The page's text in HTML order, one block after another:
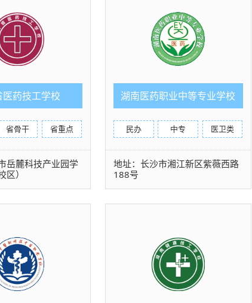
医药技工学校
省骨干 省重点
岳麓科技产业园学
）
湖南医药职业中等专业学校
民办 中专 医卫类
地址：长沙市湘江新区紫薇西路
188号